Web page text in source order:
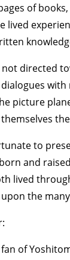
of
lived
not directed
picture
to
and
lived
the
fan of